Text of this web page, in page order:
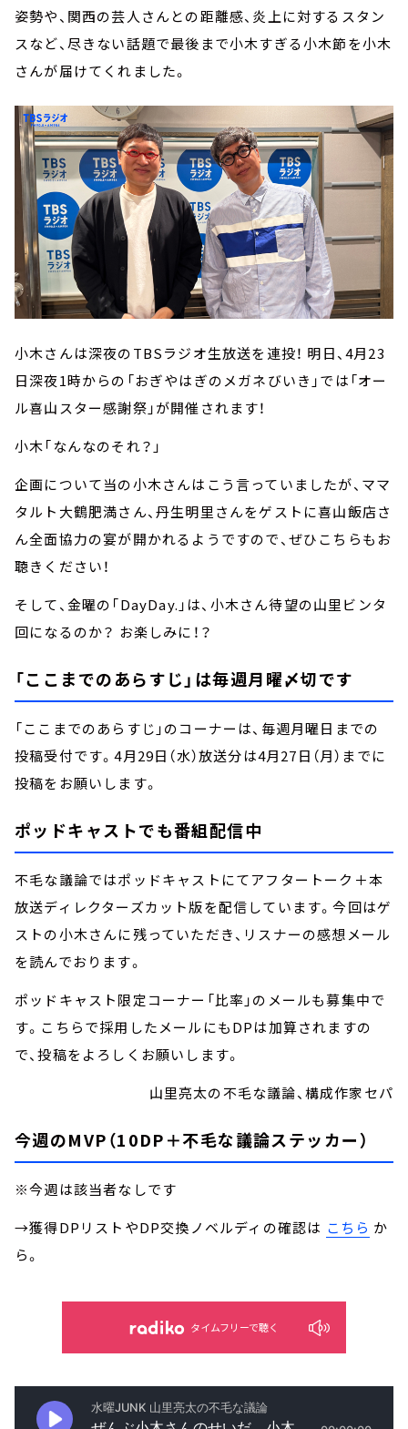
姿勢や、関西の芸人さんとの距離感、炎上に対するスタン
スなど、尽きない話題で最後まで小木すぎる小木節を小木
さんが届けてくれました。
小木さんは深夜のTBSラジオ生放送を連投！ 明日、4月23
日深夜1時からの「おぎやはぎのメガネびいき」では「オー
ル喜山スター感謝祭」が開催されます！
小木「なんなのそれ？」
企画について当の小木さんはこう言っていましたが、ママ
タルト大鶴肥満さん、丹生明里さんをゲストに喜山飯店さ
ん全面協力の宴が開かれるようですので、ぜひこちらもお
聴きください！
そして、金曜の「DayDay.」は、小木さん待望の山里ビンタ
回になるのか？ お楽しみに！？
「ここまでのあらすじ」は毎週月曜〆切です
「ここまでのあらすじ」のコーナーは、毎週月曜日までの
投稿受付です。4月29日（水）放送分は4月27日（月）までに
投稿をお願いします。
ポッドキャストでも番組配信中
不毛な議論ではポッドキャストにてアフタートーク＋本
放送ディレクターズカット版を配信しています。今回はゲ
ストの小木さんに残っていただき、リスナーの感想メール
を読んでおります。
ポッドキャスト限定コーナー「比率」のメールも募集中で
す。こちらで採用したメールにもDPは加算されますの
で、投稿をよろしくお願いします。
山里亮太の不毛な議論、構成作家セパ
今週のMVP（10DP＋不毛な議論ステッカー）
※今週は該当者なしです
→獲得DPリストやDP交換ノベルディの確認は こちら か
ら。
タイムフリーで聴く